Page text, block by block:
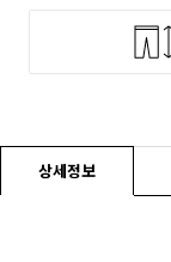
상세정보